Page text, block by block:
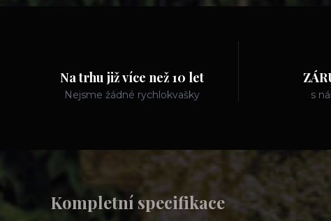
Na trhu již více než 10 let
Nejsme žádné rychlokvašky s
Kompletní specifikace